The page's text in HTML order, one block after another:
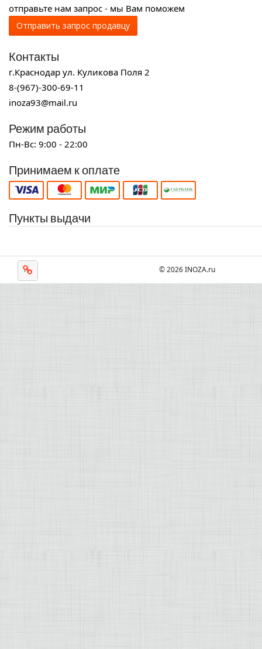
отправьте нам запрос - мы Вам поможем
Отправить запрос продавцу
Контакты
г.Краснодар ул. Куликова Поля 2
8-(967)-300-69-11
inoza93@mail.ru
Режим работы
Пн-Вс: 9:00 - 22:00
Принимаем к оплате
Пункты выдачи
© 2026 INOZA.ru